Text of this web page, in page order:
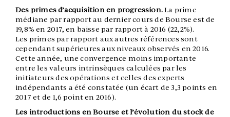
Des primes d’acquisition en progression.La prime
médiane par rapport au dernier cours de Bourse est de
19,8% en 2017, en baisse par rapport à 2016 (22,2%).
Les primes par rapport aux autres références sont
cependant supérieures aux niveaux observés en 2016.
Cette année, une convergence moins importante
entre les valeurs intrinsèques calculées par les
initiateurs des opérations et celles des experts
indépendants a été constatée (un écart de 3,3 points en
2017 et de 1,6 point en 2016).
Les introductions en Bourse et l’évolution du stock de